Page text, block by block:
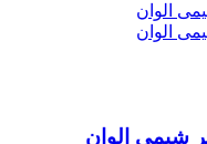
شیمی الوان